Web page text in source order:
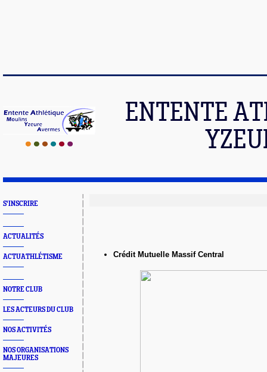
ENTENTE
S'INSCRIRE
ACTUALITÉS
ACTUATHLÉTISME
NOTRE CLUB
LES ACTEURS DU CLUB
NOS ACTIVITÉS
NOS ORGANISATIONS
MAJEURES
Crédit Mutuelle Massif Central